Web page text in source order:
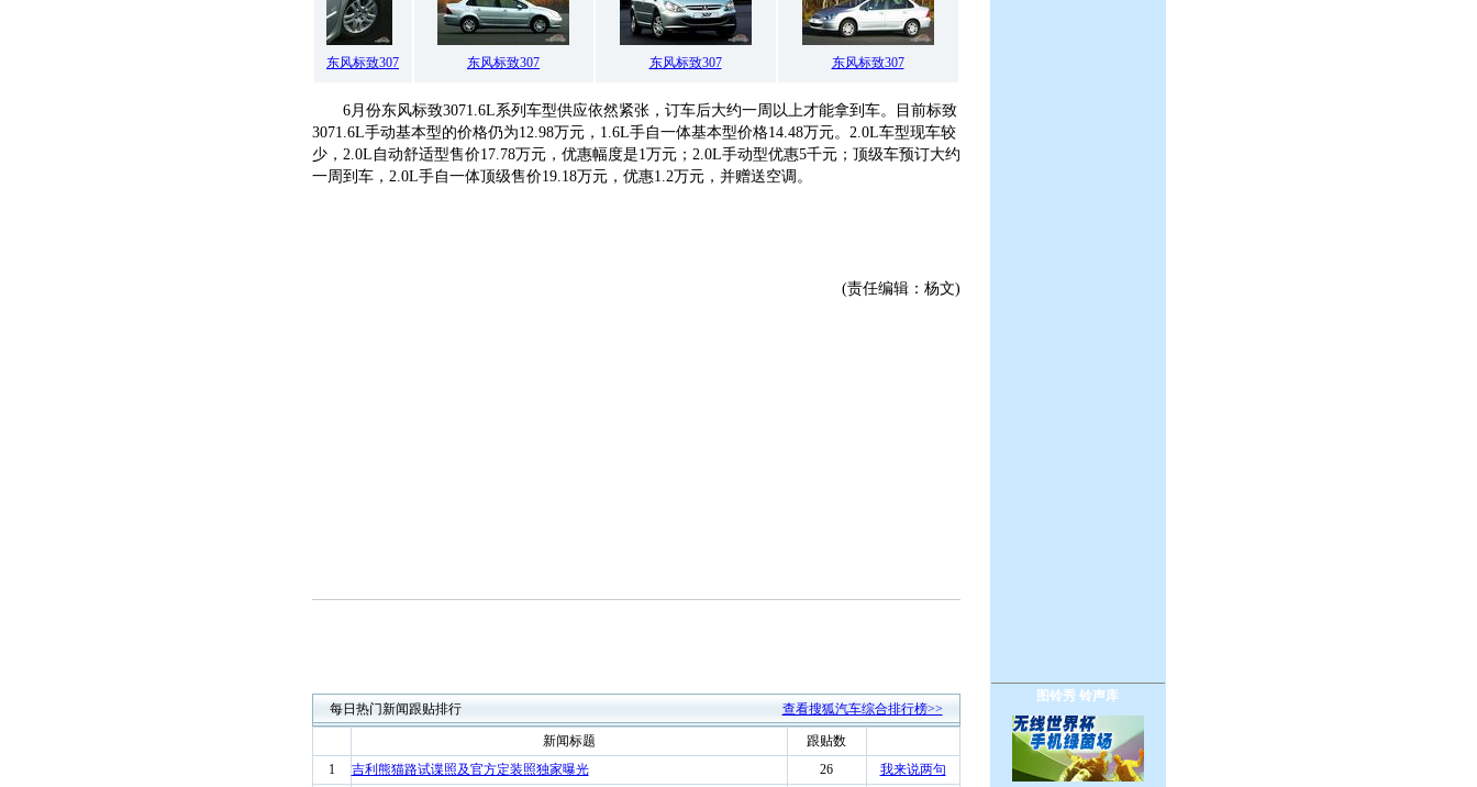
东风标致307 东风标致307 东风标致307 东风标致307
6月份东风标致3071.6L系列车型供应依然紧张，订车后大约一周以上才能拿到车。目前标致
3071.6L手动基本型的价格仍为12.98万元，1.6L手自一体基本型价格14.48万元。2.0L车型现车较
少，2.0L自动舒适型售价17.78万元，优惠幅度是1万元；2.0L手动型优惠5千元；顶级车预订大约
一周到车，2.0L手自一体顶级售价19.18万元，优惠1.2万元，并赠送空调。
(责任编辑：杨文)
每日热门新闻跟贴排行 查看搜狐汽车综合排行榜>>
新闻标题
跟贴数
1
吉利熊猫路试谍照及官方定装照独家曝光 26
我来说两句
图铃秀 铃声库